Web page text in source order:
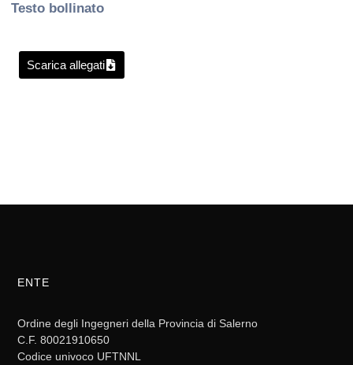
Testo bollinato
Scarica allegati
ENTE
Ordine degli Ingegneri della Provincia di Salerno
C.F. 80021910650
Codice univoco UFTNNL